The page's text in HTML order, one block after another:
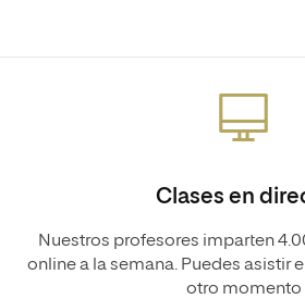
Clases en
Nuestros profesores imparten
online a la semana. Puedes asistir
otro momento